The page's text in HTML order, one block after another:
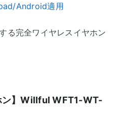
Android適用
る完全ワイヤレスイヤホン
ン】Willful WFT1-WT-